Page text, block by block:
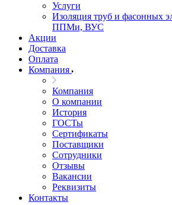
Услуги
Изоляция труб и фасонных
ППМи, ВУС
Акции
Доставка
Оплата
Компания
Компания
О компании
История
ГОСТы
Сертификаты
Поставщики
Сотрудники
Отзывы
Вакансии
Реквизиты
Контакты